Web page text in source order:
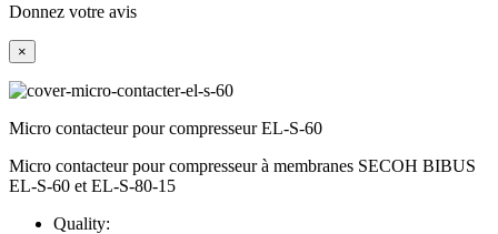
Donnez votre avis
×
Micro contacteur pour compresseur EL-S-60
Micro contacteur pour compresseur à membranes SECOH BIBUS
EL-S-60 et EL-S-80-15
Quality: